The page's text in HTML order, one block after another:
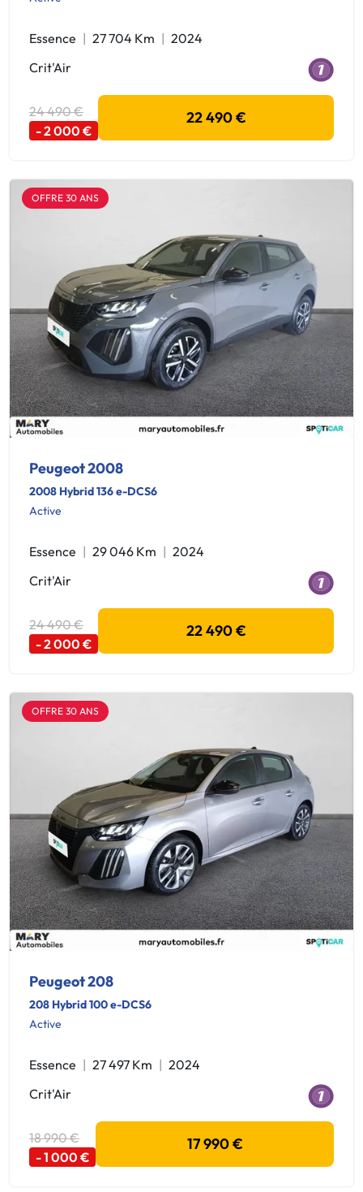
Essence 27 704 Km
2024
Crit'Air
24 490 €
- 2 000 €
22 490 €
OFFRE 30 ANS
Peugeot 2008
2008 Hybrid 136 e-DCS6
Active
Essence 29 046 Km
2024
Crit'Air
24 490 €
- 2 000 €
22 490 €
OFFRE 30 ANS
Peugeot 208
208 Hybrid 100 e-DCS6
Active
Essence 27 497 Km
2024
Crit'Air
18 990 €
- 1 000 €
17 990 €